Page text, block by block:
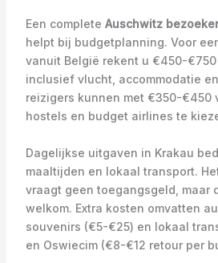
Een complete Auschwitz
helpt bij budgetplanning. Voor
vanuit België rekent u €450-€750
inclusief vlucht, accommodatie
reizigers kunnen met €350-€450
hostels en budget airlines te
Dagelijkse uitgaven in Krakau
maaltijden en lokaal transport.
vraagt geen toegangsgeld, maar
welkom. Extra kosten omvatten
souvenirs (€5-€25) en lokaal
en Oswiecim (€8-€12 retour per